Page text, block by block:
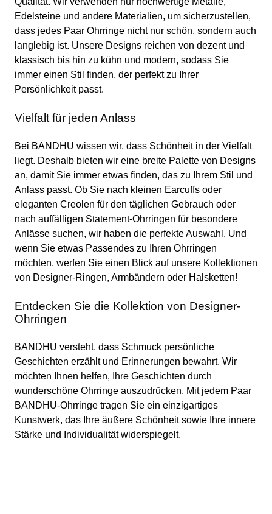
Edelsteine und andere Materialien, um sicherzustellen,
dass jedes Paar Ohrringe nicht nur schön, sondern auch
langlebig ist. Unsere Designs reichen von dezent und
klassisch bis hin zu kühn und modern, sodass Sie
immer einen Stil finden, der perfekt zu Ihrer
Persönlichkeit passt.
Vielfalt für jeden Anlass
Bei BANDHU wissen wir, dass Schönheit in der Vielfalt
liegt. Deshalb bieten wir eine breite Palette von Designs
an, damit Sie immer etwas finden, das zu Ihrem Stil und
Anlass passt. Ob Sie nach kleinen Earcuffs oder
eleganten Creolen für den täglichen Gebrauch oder
nach auffälligen Statement-Ohrringen für besondere
Anlässe suchen, wir haben die perfekte Auswahl. Und
wenn Sie etwas Passendes zu Ihren Ohrringen
möchten, werfen Sie einen Blick auf unsere Kollektionen
von Designer-Ringen, Armbändern oder Halsketten!
Entdecken Sie die Kollektion von Designer-
Ohrringen
BANDHU versteht, dass Schmuck persönliche
Geschichten erzählt und Erinnerungen bewahrt. Wir
möchten Ihnen helfen, Ihre Geschichten durch
wunderschöne Ohrringe auszudrücken. Mit jedem Paar
BANDHU-Ohrringe tragen Sie ein einzigartiges
Kunstwerk, das Ihre äußere Schönheit sowie Ihre innere
Stärke und Individualität widerspiegelt.